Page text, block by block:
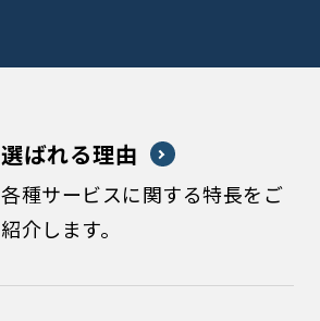
選ばれる理由
各種サービスに関する特長をご
紹介します。